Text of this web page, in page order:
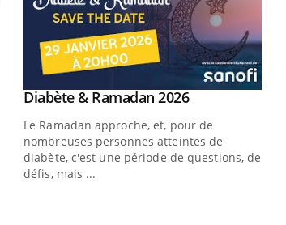
Youtube
Diabète & Ramadan 2026Youtube
Le Ramadan approche, et, pour de
nombreuses personnes atteintes de
diabète, c'est une période de questions, de
défis, mais ...